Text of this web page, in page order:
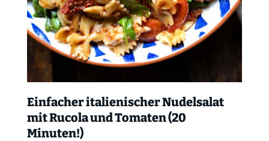
Einfacher italienischer Nudelsalat
mit Rucola und Tomaten (20
Minuten!)